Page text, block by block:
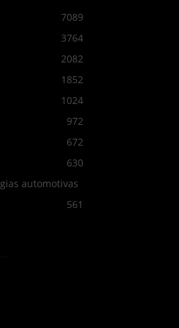
7089
3764
2082
1852
1024
972
672
630
automotivas
561